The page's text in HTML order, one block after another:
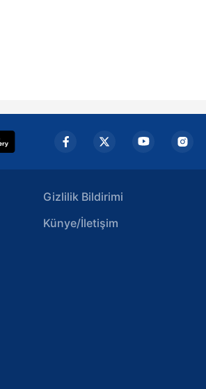
Gizlilik Bildirimi
Künye/İletişim